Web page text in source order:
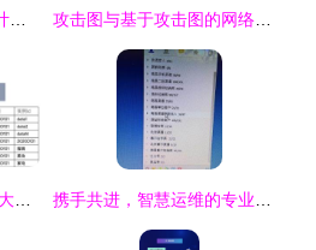
技术创新，优化体验——计算机软硬件开发的力量 攻击图与基于攻击图的网络安全技术进展 计算机软硬件的技术开发视角
微信扫一扫 识物技术的强大版图——从抠图、检索到软硬件技术揭秘 携手共进，智慧运维的专业守护者——电脑网络维护技术合作伙伴六年如一日的承诺